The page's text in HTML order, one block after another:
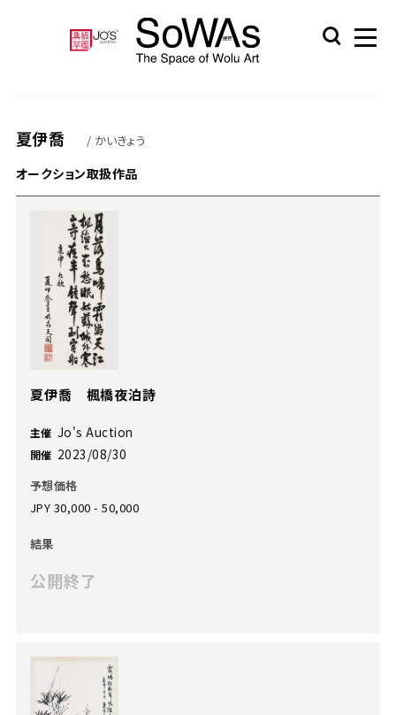
夏伊喬 / かいきょう
オークション取扱作品
夏伊喬 楓橋夜泊詩
主催 Jo's Auction
開催 2023/08/30
予想価格
JPY 30,000 - 50,000
結果
公開終了